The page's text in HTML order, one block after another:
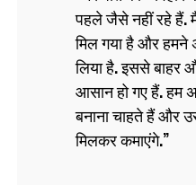
पहले जैसे नहीं रहे हैं.
मिल गया है और हमने
लिया है. इससे बाहर
आसान हो गए हैं. हम
बनाना चाहते हैं और
मिलकर कमाएंगे.